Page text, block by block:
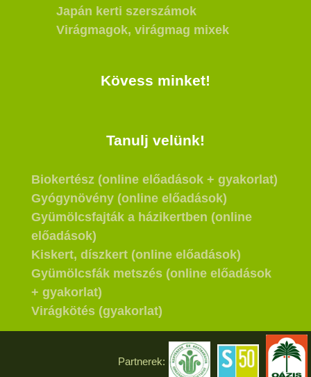
Japán kerti szerszámok
Virágmagok, virágmag mixek
Kövess minket!
Tanulj velünk!
Biokertész (online előadások + gyakorlat)
Gyógynövény (online előadások)
Gyümölcsfajták a házikertben (online
előadások)
Kiskert, díszkert (online előadások)
Gyümölcsfák metszés (online előadások
+ gyakorlat)
Virágkötés (gyakorlat)
Partnerek: